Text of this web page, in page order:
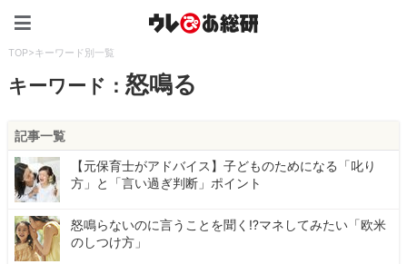
TOP>キーワード別一覧
キーワード：怒鳴る
記事一覧
【元保育士がアドバイス】子どものためになる「叱り
方」と「言い過ぎ判断」ポイント
怒鳴らないのに言うことを聞く⁉マネしてみたい「欧米
のしつけ方」